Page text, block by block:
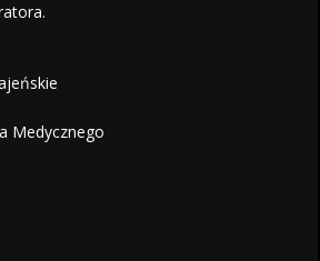
Medycznego